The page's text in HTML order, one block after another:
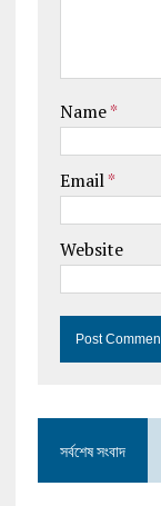
Name*
Email*
Website
সর্বশেষ সংবাদ